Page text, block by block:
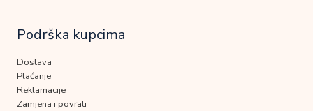
Podrška kupcima
Dostava
Plaćanje
Reklamacije
Zamjena i povrati